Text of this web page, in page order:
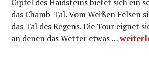
Gipfel des Haidsteins bietet sich ein
das Chamb-Tal. Vom Weißen Felsen
das Tal des Regens. Die Tour eignet
an denen das Wetter etwas …